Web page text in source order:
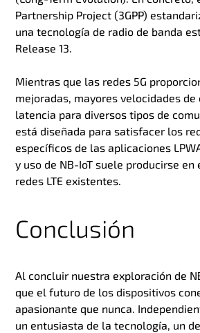
Partnership Project (3GPP)
una tecnología de radio de banda
Release 13.
Mientras que las redes 5G
mejoradas, mayores velocidades de
latencia para diversos tipos de
está diseñada para satisfacer los
específicos de las aplicaciones
y uso de NB-IoT suele producirse
redes LTE existentes.
Conclusión
Al concluir nuestra exploración de
que el futuro de los dispositivos
apasionante que nunca.
un entusiasta de la tecnología, un